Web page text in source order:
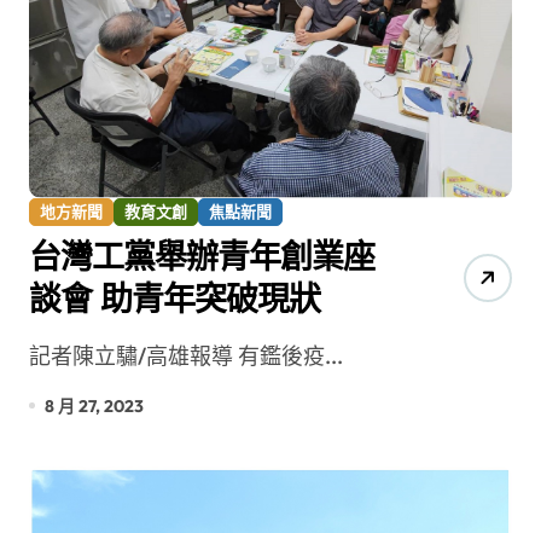
地方新聞 教育文創 焦點新聞
台灣工黨舉辦青年創業座
談會 助青年突破現狀
記者陳立驌/高雄報導 有鑑後疫...
8 月 27, 2023